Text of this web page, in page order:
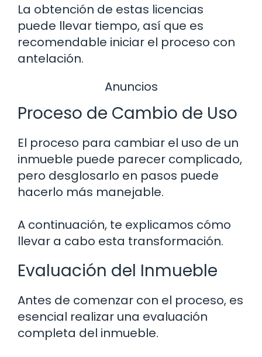
La obtención de estas licencias
puede llevar tiempo, así que es
recomendable iniciar el proceso con
antelación.
Anuncios
Proceso de Cambio de Uso
El proceso para cambiar el uso de un
inmueble puede parecer complicado,
pero desglosarlo en pasos puede
hacerlo más manejable.
A continuación, te explicamos cómo
llevar a cabo esta transformación.
Evaluación del Inmueble
Antes de comenzar con el proceso, es
esencial realizar una evaluación
completa del inmueble.